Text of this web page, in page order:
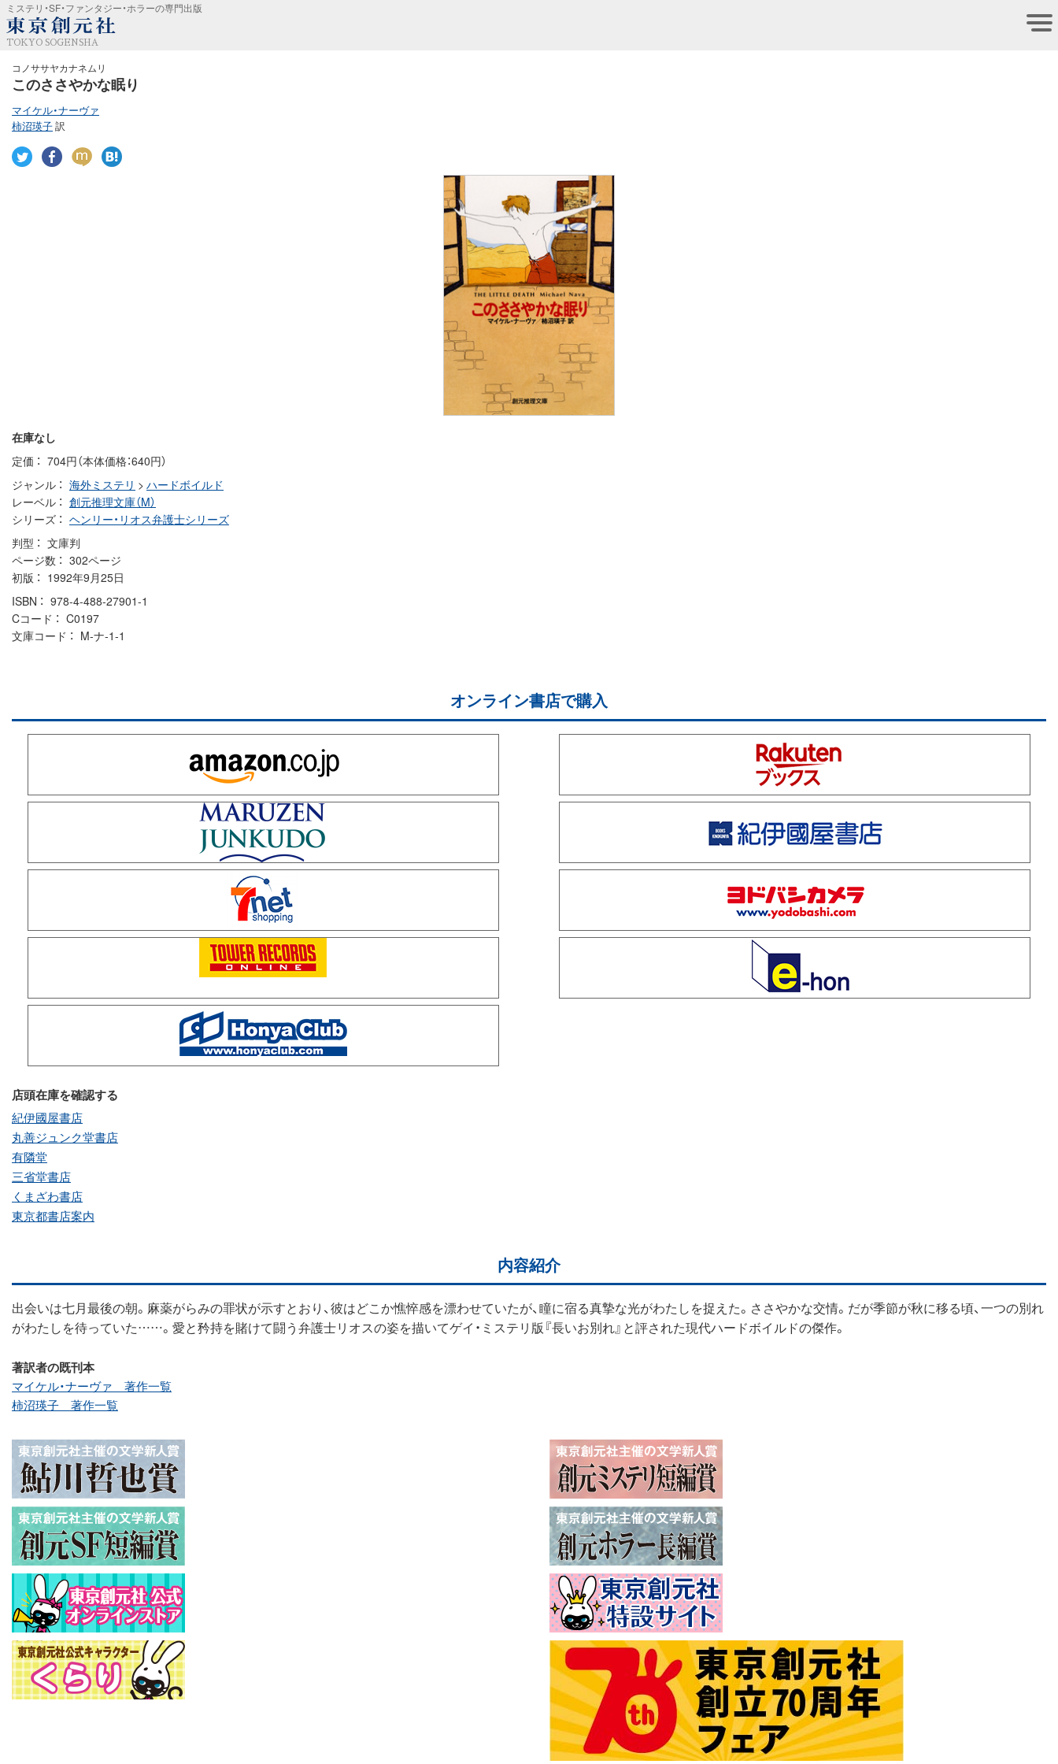
ミステリ・SF・ファンタジー・ホラーの専門出版
TOKYO SOGENSHA
コノササヤカナネムリ
このささやかな眠り
マイケル・ナーヴァ
柿沼瑛子訳
在庫なし
定価
704円（本体価格：640円）
ジャンル
海外ミステリ > ハードボイルド
レーベル
創元推理文庫（M）
シリーズ
ヘンリー・リオス弁護士シリーズ
判型
文庫判
ページ数
302ページ
初版
1992年9月25日
ISBN
978-4-488-27901-1
Cコード
C0197
文庫コード
M-ナ-1-1
オンライン書店で購入
店頭在庫を確認する
紀伊國屋書店
丸善ジュンク堂書店
有隣堂
三省堂書店
くまざわ書店
東京都書店案内
内容紹介
出会いは七月最後の朝。麻薬がらみの罪状が示すとおり、彼はどこか憔悴感を漂わせていたが、瞳に宿る真摯な光がわたしを捉えた。ささやかな交情。だが季節が秋に移る頃、一つの別れ
がわたしを待っていた……。愛と矜持を賭けて闘う弁護士リオスの姿を描いてゲイ・ミステリ版『長いお別れ』と評された現代ハードボイルドの傑作。
著訳者の既刊本
マイケル・ナーヴァ 著作一覧
柿沼瑛子 著作一覧